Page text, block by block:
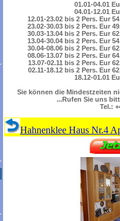
01.01-04.01
04.01-12.01
12.01-23.02 bis 2 Pers. Eur
23.02-30.03 bis 2 Pers. Eur
30.03-13.04 bis 2 Pers. Eur
13.04-30.04 bis 2 Pers. Eur
30.04-08.06 bis 2 Pers. Eur
08.06-13.07 bis 2 Pers. Eur
13.07-02.11 bis 2 Pers. Eur
02.11-18.12 bis 2 Pers. Eur
18.12-01.01
Sie können die Mindestzeiten
...Rufen Sie uns
Tel.:
Hahnenklee Haus Nr.4